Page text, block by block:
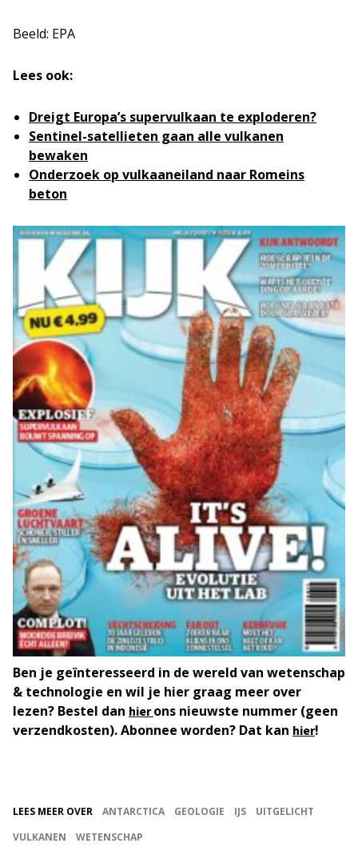
Beeld: EPA
Lees ook:
Dreigt Europa’s supervulkaan te exploderen?
Sentinel-satellieten gaan alle vulkanen
bewaken
Onderzoek op vulkaaneiland naar Romeins
beton
Ben je geïnteresseerd in de wereld van wetenschap
& technologie en wil je hier graag meer over
lezen? Bestel dan hierons nieuwste nummer (geen
verzendkosten). Abonnee worden? Dat kan hier!
LEES MEER OVER ANTARCTICA GEOLOGIE IJS
UITGELICHT
VULKANEN
WETENSCHAP